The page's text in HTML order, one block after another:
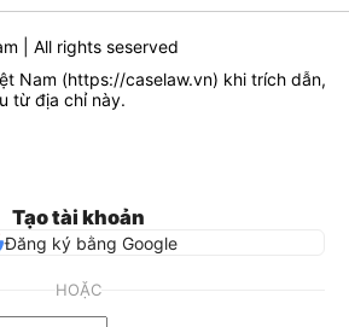
| All rights seserved
Nam (https://caselaw.vn) khi trích dẫn,
từ địa chỉ này.
Tạo tài khoản
Đăng ký bằng Google
HOẶC